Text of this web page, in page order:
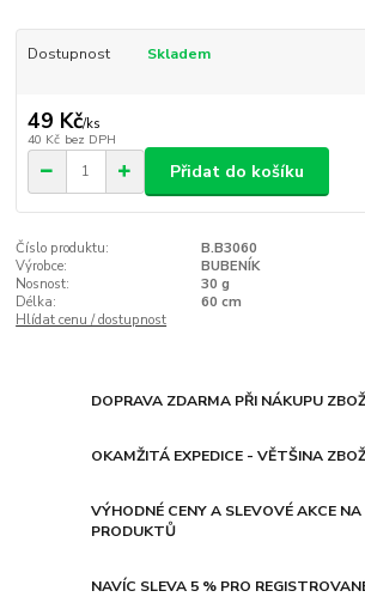
Dostupnost Skladem
49 Kč/ks
40 Kč bez DPH
Přidat do košíku
Číslo produktu:
B.B3060
Výrobce:
BUBENÍK
Nosnost:
30 g
Délka:
60 cm
Hlídat cenu / dostupnost
DOPRAVA ZDARMA PŘI NÁKUPU
OKAMŽITÁ EXPEDICE - VĚTŠINA
VÝHODNÉ CENY A SLEVOVÉ AKCE
PRODUKTŮ
NAVÍC SLEVA 5 % PRO